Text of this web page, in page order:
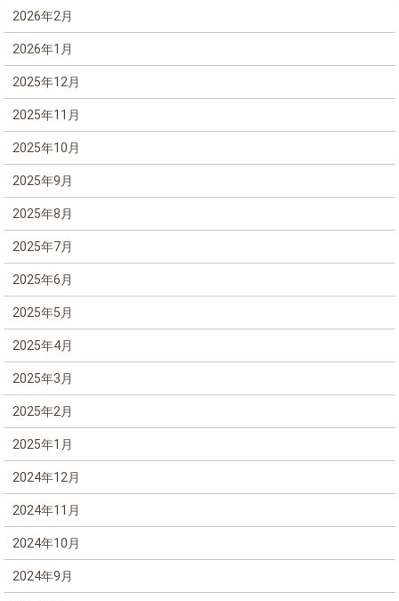
2026年2月
2026年1月
2025年12月
2025年11月
2025年10月
2025年9月
2025年8月
2025年7月
2025年6月
2025年5月
2025年4月
2025年3月
2025年2月
2025年1月
2024年12月
2024年11月
2024年10月
2024年9月